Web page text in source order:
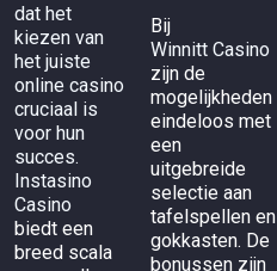
dat het
kiezen van
het juiste
online casino
cruciaal is
voor hun
succes.
Instasino
Casino
biedt een
breed scala
Bij
Winnitt Casino
zijn de
mogelijkheden
eindeloos met
een
uitgebreide
selectie aan
tafelspellen en
gokkasten. De
bonussen zijn